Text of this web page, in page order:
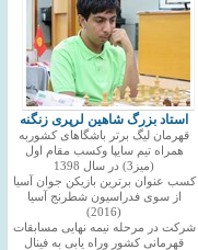
استاد بزرگ شاهین لرپری زنگنه
قهرمان لیگ برتر باشگاهای کشوربه
همراه تیم سایپا وکسب مقام اول
(میز3) در سال 1398
کسب عنوان برترین بازیکن جوان آسیا
از سوی فدراسیون شطرنج آسیا
(2016)
شرکت در مرحله نیمه نهایی مسابقات
قهرمانی کشور وراه یابی به فینال